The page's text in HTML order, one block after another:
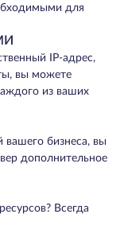
для
IP-адрес,
вы можете
из ваших
вашего бизнеса, вы
дополнительное
Всегда